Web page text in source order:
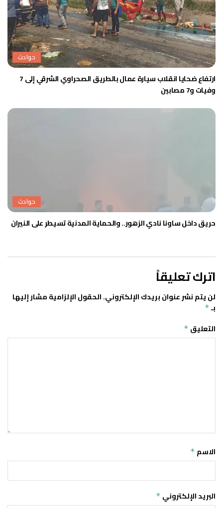
حوادث
ارتفاع ضحايا انقلاب سيارة عمال بالطريق الصحراوي الشرقي إلى 7
وفيات و7 مصابين
حوادث
حريق داخل ساونا نادي الزهور.. والحماية المدنية تسيطر على النيران
اترك تعليقاً
لن يتم نشر عنوان بريدك الإلكتروني.الحقول الإلزامية مشار إليها
بـ *
التعليق *
الاسم *
البريد الإلكتروني *